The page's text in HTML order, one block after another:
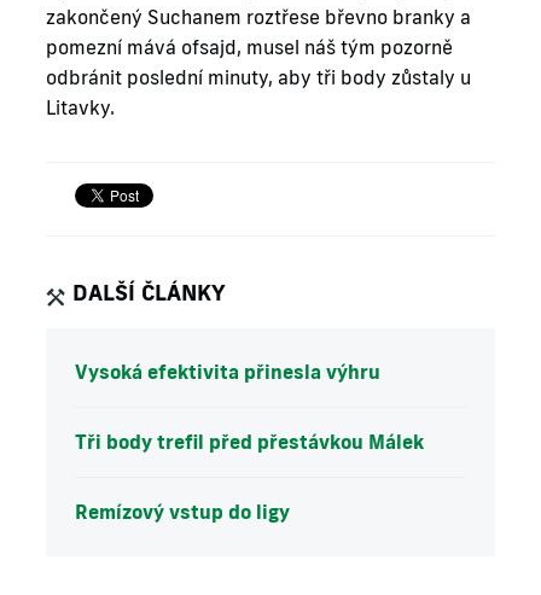
zakončený Suchanem roztřese břevno branky a
pomezní mává ofsajd, musel náš tým pozorně
odbránit poslední minuty, aby tři body zůstaly u
Litavky.
DALŠÍ ČLÁNKY
Vysoká efektivita přinesla výhru
Tři body trefil před přestávkou Málek
Remízový vstup do ligy